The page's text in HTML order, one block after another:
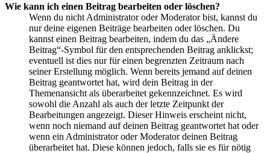
Wie kann ich einen Beitrag bearbeiten oder löschen?
Wenn du nicht Administrator oder Moderator bist, kannst du
nur deine eigenen Beiträge bearbeiten oder löschen. Du
kannst einen Beitrag bearbeiten, indem du das „Ändere
Beitrag“-Symbol für den entsprechenden Beitrag anklickst;
eventuell ist dies nur für einen begrenzten Zeitraum nach
seiner Erstellung möglich. Wenn bereits jemand auf deinen
Beitrag geantwortet hat, wird dein Beitrag in der
Themenansicht als überarbeitet gekennzeichnet. Es wird
sowohl die Anzahl als auch der letzte Zeitpunkt der
Bearbeitungen angezeigt. Dieser Hinweis erscheint nicht,
wenn noch niemand auf deinen Beitrag geantwortet hat oder
wenn ein Administrator oder Moderator deinen Beitrag
überarbeitet hat. Diese können jedoch, falls sie es für nötig